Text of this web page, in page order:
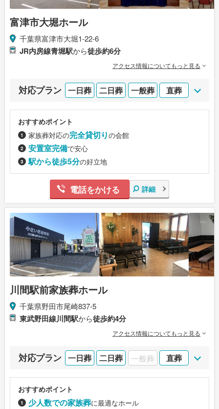
富津市大堀ホール
千葉県富津市大堀1-22-6
JR内房線青堀駅から徒歩約6分
アクセス情報についてもっと見る
対応プラン 一日葬 二日葬 一般葬 直葬
おすすめポイント
家族葬対応の完全貸切りの会館
安置室完備で安心
駅から徒歩5分の好立地
電話をかける 詳細
川間駅前家族葬ホール
千葉県野田市尾崎837-5
東武野田線川間駅から徒歩約4分
アクセス情報についてもっと見る
対応プラン 一日葬 二日葬 一般葬 直葬
おすすめポイント
少人数での家族葬に最適なホール